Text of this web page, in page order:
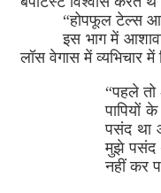
“होपफूल टेल्स
इस भाग में
लॉस वेगास में व्यभिचार
“पहले तो
पापियों
पसंद था
मुझे पसंद
नहीं कर